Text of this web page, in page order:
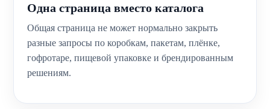
Блог
Одна страница вместо каталога
Общая страница не может нормально закрыть
разные запросы по коробкам, пакетам, плёнке,
гофротаре, пищевой упаковке и брендированным
решениям.